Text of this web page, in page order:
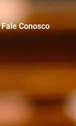
Fale Conosco